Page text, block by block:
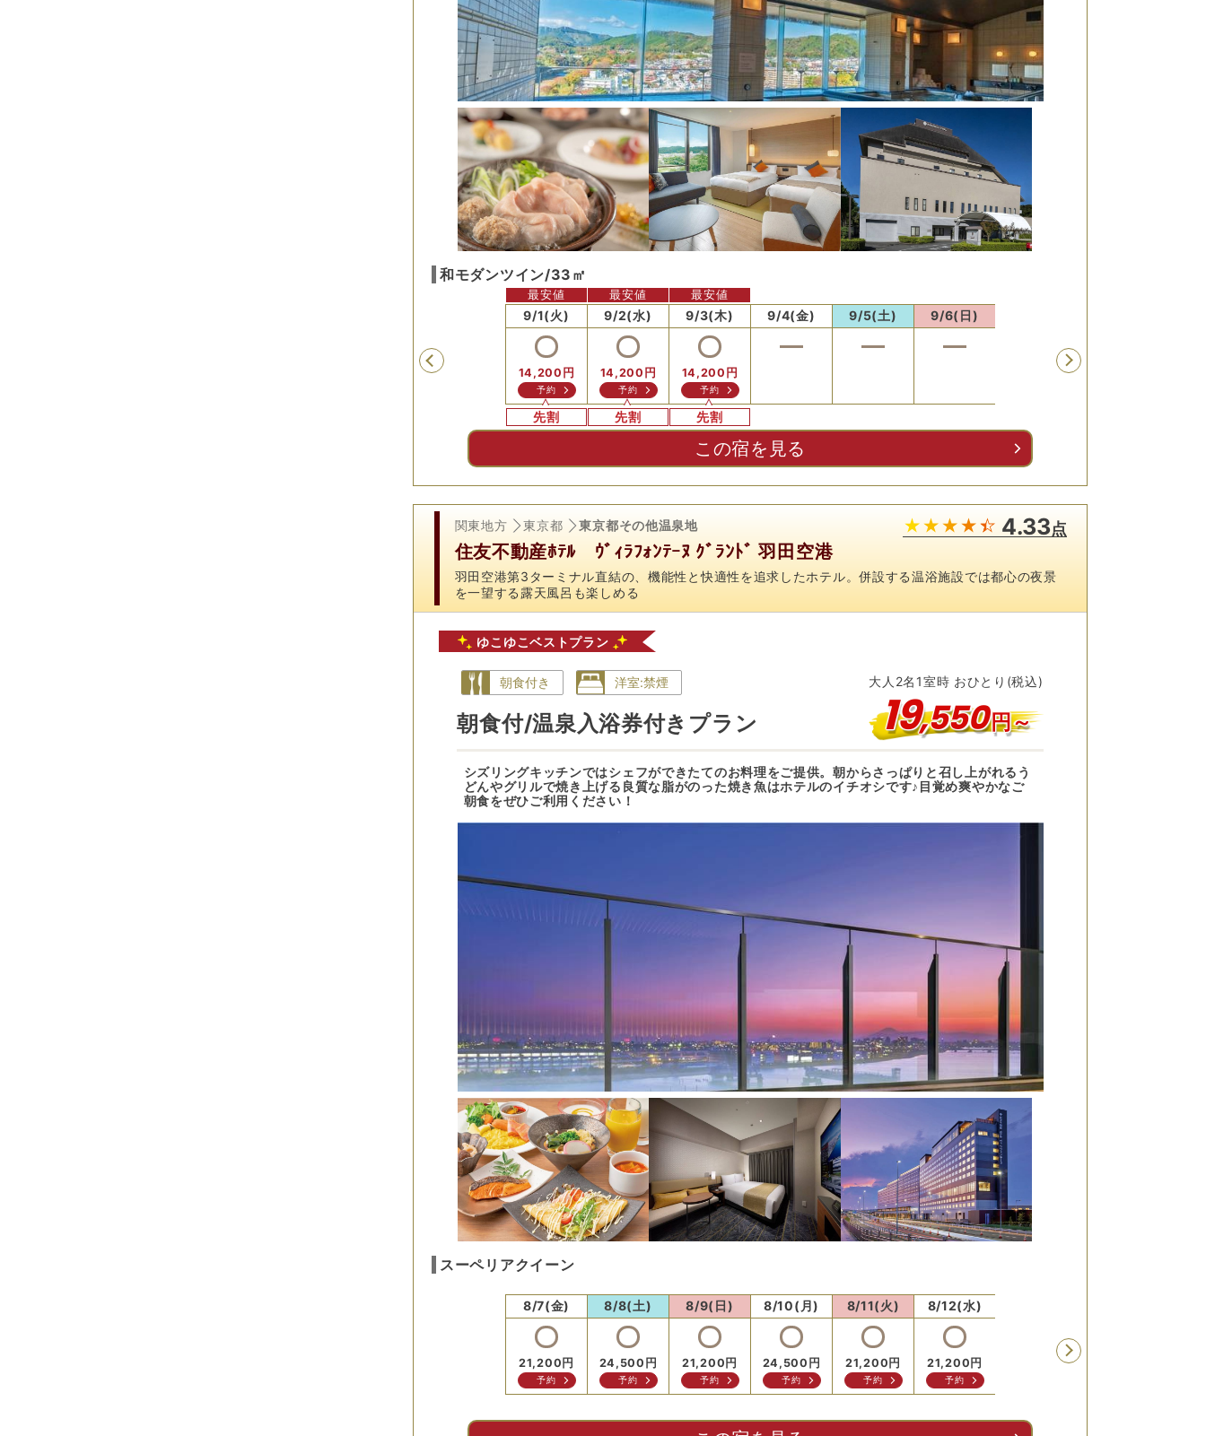
和モダンツイン/33㎡
Previous
9/1(火)
14,200 円
予約
先割
最安値
9/2(水)
14,200 円
予約
先割
最安値
9/3(木)
14,200 円
予約
先割
最安値
9/4(金) 9/5(土) 9/6(日)
円
この宿を見る
関東地方 東京都 東京都その他温泉地 4.33点
住友不動産ﾎﾃﾙ ｳﾞｨﾗﾌｫﾝﾃｰﾇ ｸﾞﾗﾝﾄﾞ 羽田空港
羽田空港第3ターミナル直結の、機能性と快適性を追求したホテル。併設する温浴施設では都心の夜景
を一望する露天風呂も楽しめる
ゆこゆこベストプラン
朝食付き 洋室:禁煙
朝食付/温泉入浴券付きプラン
大人 2名 1室時 おひとり(税込)
19,550円～
シズリングキッチンではシェフができたてのお料理をご提供。朝からさっぱりと召し上がれるう
どんやグリルで焼き上げる良質な脂がのった焼き魚はホテルのイチオシです♪目覚め爽やかなご
朝食をぜひご利用ください！
スーペリアクイーン
8/7(金)
21,200 円
予約
8/8(土)
24,500 円
予約
8/9(日)
21,200 円
予約
8/10(月)
24,500 円
予約
8/11(火)
21,200 円
予約
8/12(水)
21,200 円
予約
円